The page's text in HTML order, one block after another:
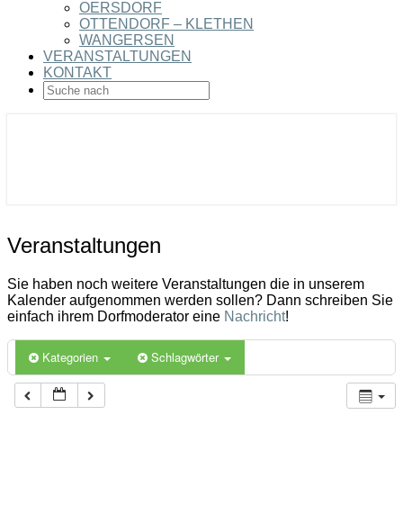
OERSDORF
OTTENDORF – KLETHEN
WANGERSEN
VERANSTALTUNGEN
KONTAKT
SEARCH
ICON
Veranstaltungen
Veranstaltungen
Sie haben noch weitere Veranstaltungen die in unserem
Kalender aufgenommen werden sollen? Dann schreiben Sie
einfach ihrem Dorfmoderator eine Nachricht!
Kategorien Schlagwörter